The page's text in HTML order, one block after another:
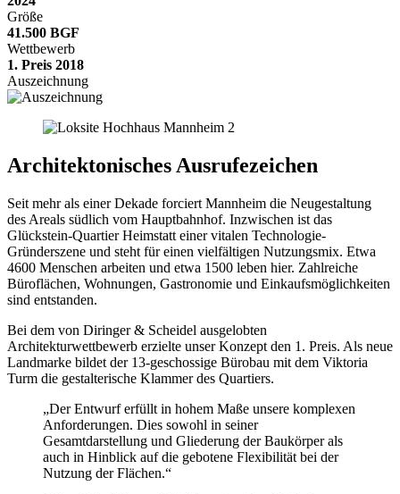
Größe
41.500 BGF
Wettbewerb
1. Preis 2018
Auszeichnung
Architektonisches Ausrufezeichen
Seit mehr als einer Dekade forciert Mannheim die Neugestaltung
des Areals südlich vom Hauptbahnhof. Inzwischen ist das
Glückstein-Quartier Heimstatt einer vitalen Technologie-
Gründerszene und steht für einen vielfältigen Nutzungsmix. Etwa
4600 Menschen arbeiten und etwa 1500 leben hier. Zahlreiche
Büroflächen, Wohnungen, Gastronomie und Einkaufsmöglichkeiten
sind entstanden.
Bei dem von Diringer & Scheidel ausgelobten
Architekturwettbewerb erzielte unser Konzept den 1. Preis. Als neue
Landmarke bildet der 13-geschossige Bürobau mit dem Viktoria
Turm die gestalterische Klammer des Quartiers.
„Der Entwurf erfüllt in hohem Maße unsere komplexen
Anforderungen. Dies sowohl in seiner
Gesamtdarstellung und Gliederung der Baukörper als
auch in Hinblick auf die gebotene Flexibilität bei der
Nutzung der Flächen.“